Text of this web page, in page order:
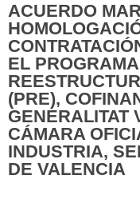
ACUERDO
EL
(PRE),
GENERALITAT
CÁMARA
INDUSTRIA,
DE VALENCIA